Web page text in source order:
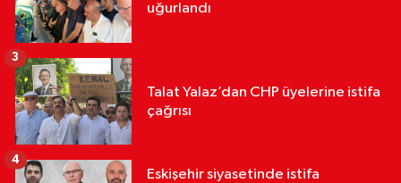
uğurlandı
Talat Yalaz’dan CHP üyelerine istifa
çağrısı
3
Eskişehir siyasetinde istifa
4